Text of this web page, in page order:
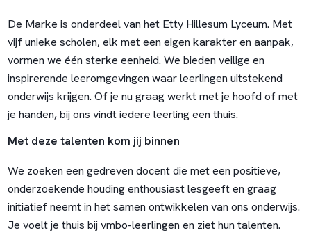
De Marke is onderdeel van het Etty Hillesum Lyceum. Met
vijf unieke scholen, elk met een eigen karakter en aanpak,
vormen we één sterke eenheid. We bieden veilige en
inspirerende leeromgevingen waar leerlingen uitstekend
onderwijs krijgen. Of je nu graag werkt met je hoofd of met
je handen, bij ons vindt iedere leerling een thuis.
Met deze talenten kom jij binnen
We zoeken een gedreven docent die met een positieve,
onderzoekende houding enthousiast lesgeeft en graag
initiatief neemt in het samen ontwikkelen van ons onderwijs.
Je voelt je thuis bij vmbo-leerlingen en ziet hun talenten.